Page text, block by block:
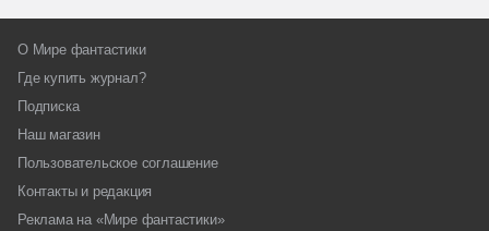
О Мире фантастики
Где купить журнал?
Подписка
Наш магазин
Пользовательское соглашение
Контакты и редакция
Реклама на «Мире фантастики»